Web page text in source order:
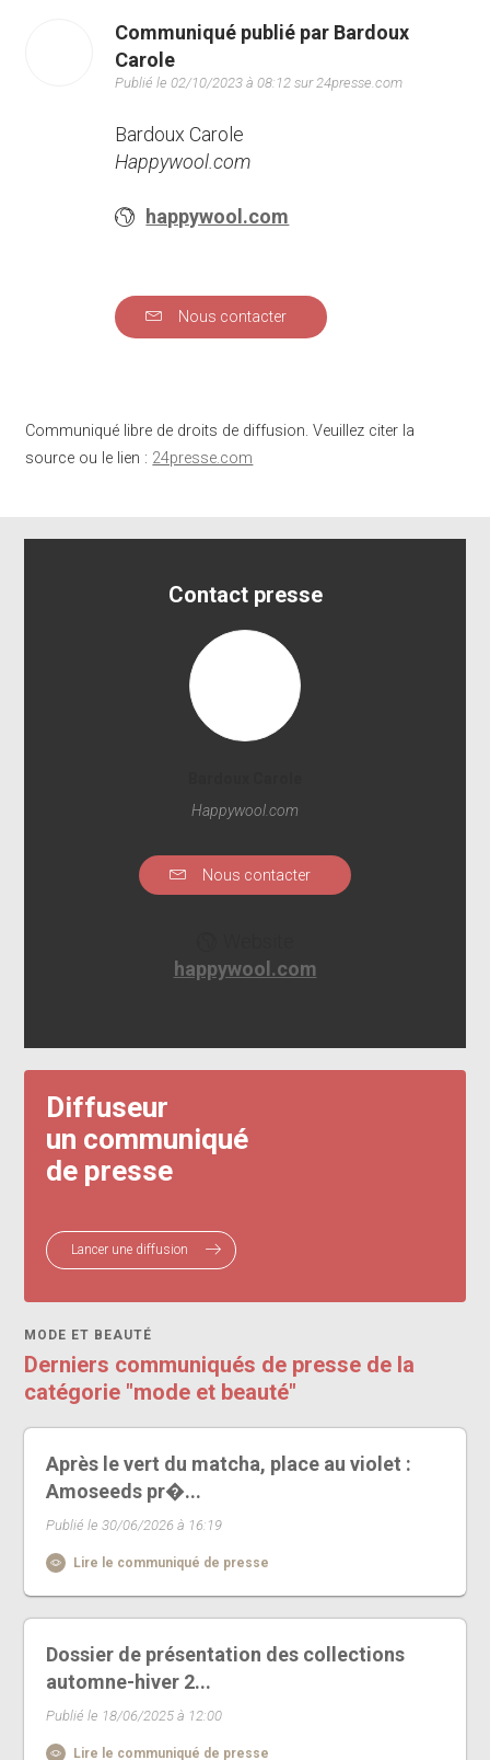
Communiqué publié par Bardoux
Carole
Publié le 02/10/2023 à 08:12 sur 24presse.com
Bardoux Carole
Happywool.com
happywool.com
Nous contacter
Communiqué libre de droits de diffusion. Veuillez citer la
source ou le lien : 24presse.com
Contact presse
Happywool.com
Nous contacter
happywool.com
Diffuseur
un communiqué
de presse
Lancer une diffusion
MODE ET BEAUTÉ
Derniers communiqués de presse de la
catégorie "mode et beauté"
Après le vert du matcha, place au violet :
Amoseeds pr�...
Publié le 30/06/2026 à 16:19
Lire le communiqué de presse
Dossier de présentation des collections
automne-hiver 2...
Publié le 18/06/2025 à 12:00
Lire le communiqué de presse